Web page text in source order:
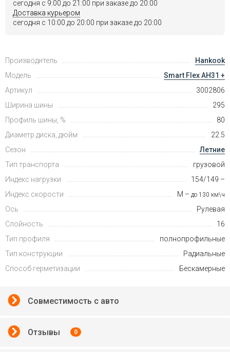
сегодня c 9:00 до 21:00 при заказе до 20:00
Доставка курьером
сегодня c 10:00 до 20:00 при заказе до 20:00
Производитель
Hankook
Модель
Smart Flex AH31 +
Артикул
3002806
Ширина шины
295
Профиль шины, %
80
Диаметр диска, дюйм
22.5
Сезон
Летние
Тип транспорта
грузовой
Индекс нагрузки
154/149 –
Индекс скорости
M – до 130 км\ч
Ось
Рулевая
Слойность
16
Тип профиля
полнопрофильные
Тип конструкции
Радиальные
Способ герметизации
Бескамерные
Совместимость с авто
Отзывы 0